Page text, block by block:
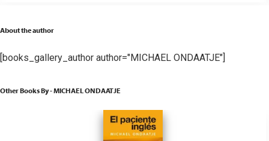
About the author
[books_gallery_author author="MICHAEL ONDAATJE"]
Other Books By - MICHAEL ONDAATJE